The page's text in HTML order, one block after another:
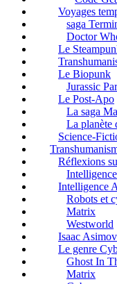
Voyages
saga
Doctor
Le
Le Biopunk
Jurassic
Le Post-Apo
La saga
La planète
Science-
Réflexions
Intelligence
Robots et
Matrix
Westworld
Isaac
Le genre
Ghost In
Matrix